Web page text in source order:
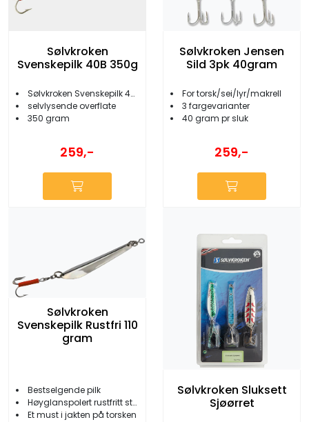
Sølvkroken
Svenskepilk 40B 350g
Sølvkroken Svenskepilk 40B
selvlysende overflate
350 gram
259,-
Sølvkroken Jensen
Sild 3pk 40gram
For torsk/sei/lyr/makrell
3 fargevarianter
40 gram pr sluk
259,-
Sølvkroken
Svenskepilk Rustfri 110
gram
Bestselgende pilk
Høyglanspolert rustfritt stål
Et must i jakten på torsken
Sølvkroken Sluksett
Sjøørret